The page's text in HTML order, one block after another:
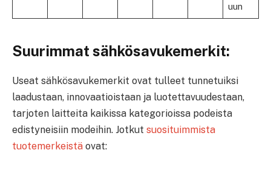
uun
Suurimmat sähkösavukemerkit:
Useat sähkösavukemerkit ovat tulleet tunnetuiksi
laadustaan, innovaatioistaan ja luotettavuudestaan,
tarjoten laitteita kaikissa kategorioissa podeista
edistyneisiin modeihin. Jotkut suosituimmista
tuotemerkeistä ovat: